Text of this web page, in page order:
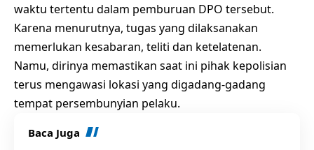
waktu tertentu dalam pemburuan DPO tersebut.
Karena menurutnya, tugas yang dilaksanakan
memerlukan kesabaran, teliti dan ketelatenan.
Namu, dirinya memastikan saat ini pihak kepolisian
terus mengawasi lokasi yang digadang-gadang
tempat persembunyian pelaku.
Baca Juga